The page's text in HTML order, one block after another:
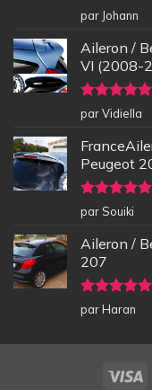
Note5sur
5
par Johann
Aileron /
VI (2008-
Note5sur
5
par Vidiella
Peugeot
Note5sur
5
par Souiki
Aileron /
207
Note5sur
5
par Haran